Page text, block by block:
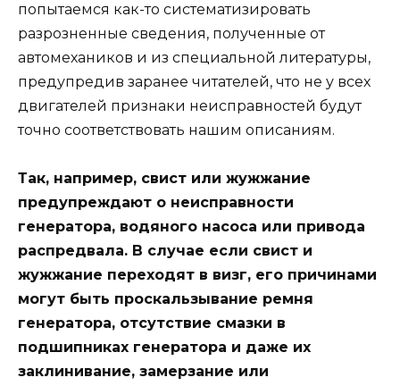
попытаемся как-то систематизировать
разрозненные сведения, полученные от
автомехаников и из специальной литературы,
предупредив заранее читателей, что не у всех
двигателей признаки неисправностей будут
точно соответствовать нашим описаниям.
Так, например, свист или жужжание
предупреждают о неисправности
генератора, водяного насоса или привода
распредвала. В случае если свист и
жужжание переходят в визг, его причинами
могут быть проскальзывание ремня
генератора, отсутствие смазки в
подшипниках генератора и даже их
заклинивание, замерзание или